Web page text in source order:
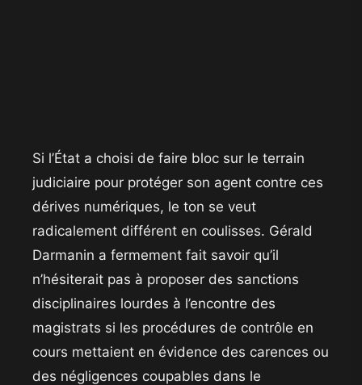
​Si l’État a choisi de faire bloc sur le terrain
judiciaire pour protéger son agent contre ces
dérives numériques, le ton se veut
radicalement différent en coulisses. Gérald
Darmanin a fermement fait savoir qu’il
n’hésiterait pas à proposer des sanctions
disciplinaires lourdes à l’encontre des
magistrats si les procédures de contrôle en
cours mettaient en évidence des carences ou
des négligences coupables dans le